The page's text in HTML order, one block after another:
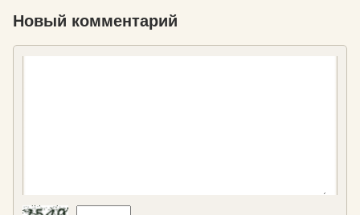
Новый комментарий